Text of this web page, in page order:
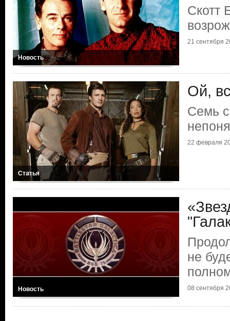
Новость
Скотт
21 сентября
Статья
Ой,
Семь
22 февраля
Новость
не
08 сентября